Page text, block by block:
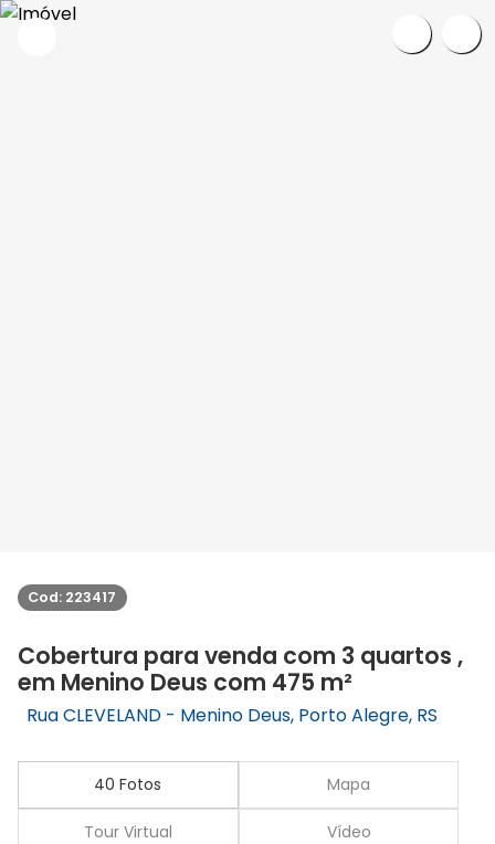
Cod: 223417
Cobertura para venda com 3 quartos ,
em Menino Deus com 475 m²
Rua CLEVELAND - Menino Deus, Porto Alegre, RS
40 Fotos Mapa
Tour Virtual Vídeo